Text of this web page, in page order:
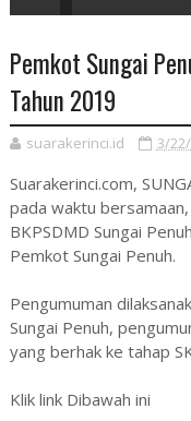
Pemkot Sungai
Tahun 2019
suarakerinci.id 3/
Suarakerinci.com,
pada waktu
BKPSDMD Sungai
Pemkot Sungai Penuh.
Pengumuman
Sungai Penuh,
yang berhak ke tahap
Klik link Dibawah ini